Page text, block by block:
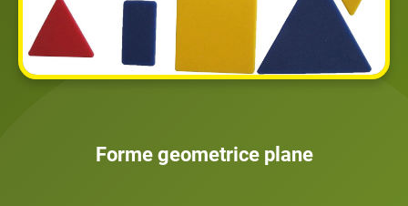
Forme geometrice plane